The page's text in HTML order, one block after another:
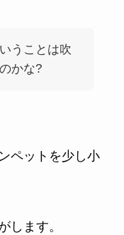
うことは吹
かな?
ペットを少し小
します。